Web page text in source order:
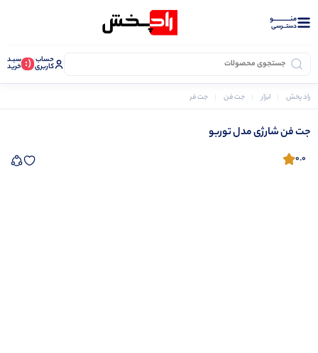
منــــــــــــو
دستــرسی
حساب
کاربری (: سبـد
خرید
راد پخش ابزار جت فن جت فن شارژی مدل توربو
جت فن شارژی مدل توربو
0.0